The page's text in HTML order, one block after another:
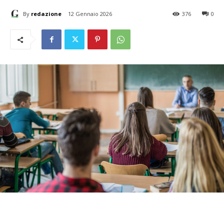
By redazione 12 Gennaio 2026 0
376